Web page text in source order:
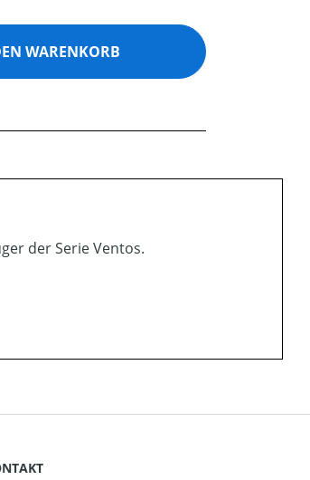
Wert ein oder
WARENKORB
der Serie Ventos.